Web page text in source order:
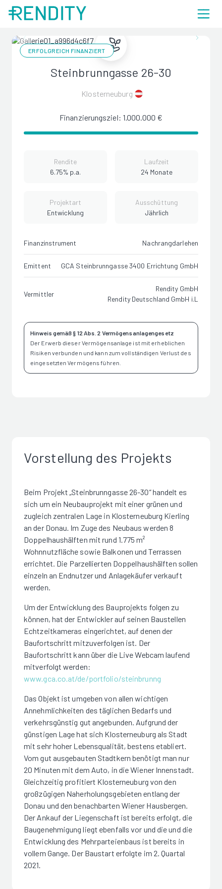
ERFOLGREICH FINANZIERT
Steinbrunngasse 26-30
Klosterneuburg
Finanzierungsziel: 1.000.000 €
Rendite
6.75% p.a.
Laufzeit
24 Monate
Projektart
Entwicklung
Ausschüttung
Jährlich
Finanzinstrument Nachrangdarlehen
Emittent GCA Steinbrunngasse 3400 Errichtung GmbH
Vermittler
Rendity GmbH
Rendity Deutschland GmbH i.L
Hinweis gemäß § 12 Abs. 2 Vermögensanlagengesetz
Der Erwerb dieser Vermögensanlage ist mit erheblichen
Risiken verbunden und kann zum vollständigen Verlust des
eingesetzten Vermögens führen.
Vorstellung des Projekts
Beim Projekt „Steinbrunngasse 26-30“ handelt es
sich um ein Neubauprojekt mit einer grünen und
zugleich zentralen Lage in Klosterneuburg Kierling
an der Donau. Im Zuge des Neubaus werden 8
Doppelhaushälften mit rund 1.775 m²
Wohnnutzfläche sowie Balkonen und Terrassen
errichtet. Die Parzellierten Doppelhaushälften sollen
einzeln an Endnutzer und Anlagekäufer verkauft
werden.
Um der Entwicklung des Bauprojekts folgen zu
können, hat der Entwickler auf seinen Baustellen
Echtzeitkameras eingerichtet, auf denen der
Baufortschritt mitzuverfolgen ist. Der
Baufortschritt kann über die Live Webcam laufend
mitverfolgt werden:
www.gca.co.at/de/portfolio/steinbrunng
Das Objekt ist umgeben von allen wichtigen
Annehmlichkeiten des täglichen Bedarfs und
verkehrsgünstig gut angebunden. Aufgrund der
günstigen Lage hat sich Klosterneuburg als Stadt
mit sehr hoher Lebensqualität, bestens etabliert.
Vom gut ausgebauten Stadtkern benötigt man nur
20 Minuten mit dem Auto, in die Wiener Innenstadt.
Gleichzeitig profitiert Klosterneuburg von den
großzügigen Naherholungsgebieten entlang der
Donau und den benachbarten Wiener Hausbergen.
Der Ankauf der Liegenschaft ist bereits erfolgt, die
Baugenehmigung liegt ebenfalls vor und die und die
Entwicklung des Mehrparteienbaus ist bereits in
vollem Gange. Der Baustart erfolgte im 2. Quartal
2021.